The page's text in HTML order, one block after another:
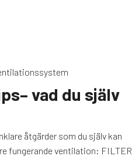
vad du själv
åtgärder som du själv kan
fungerande ventilation: FILTER